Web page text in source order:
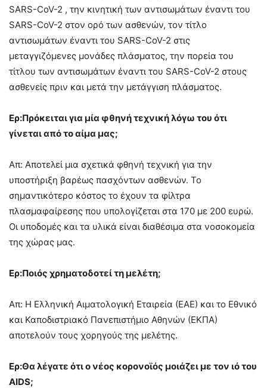
SARS-CoV-2 , την κινητική των αντισωμάτων έναντι του
SARS-CoV-2 στον ορό των ασθενών, τον τίτλο
αντισωμάτων έναντι του SARS-CoV-2 στις
μεταγγιζόμενες μονάδες πλάσματος, την πορεία του
τίτλου των αντισωμάτων έναντι του SARS-CoV-2 στους
ασθενείς πριν και μετά την μετάγγιση πλάσματος.
Ερ:Πρόκειται για μία φθηνή τεχνική λόγω του ότι
γίνεται από το αίμα μας;
Απ: Αποτελεί μια σχετικά φθηνή τεχνική για την
υποστήριξη βαρέως πασχόντων ασθενών. Το
σημαντικότερο κόστος το έχουν τα φίλτρα
πλασμαφαίρεσης που υπολογίζεται στα 170 με 200 ευρώ.
Οι υποδομές και τα υλικά είναι διαθέσιμα στα νοσοκομεία
της χώρας μας.
Ερ:Ποιός χρηματοδοτεί τη μελέτη;
Απ: Η Ελληνική Αιματολογική Εταιρεία (ΕΑΕ) και το Εθνικό
και Καποδιστριακό Πανεπιστήμιο Αθηνών (ΕΚΠΑ)
αποτελούν τους χορηγούς της μελέτης.
Ερ:Θα λέγατε ότι ο νέος κορονοϊός μοιάζει με τον ιό του
AIDS;